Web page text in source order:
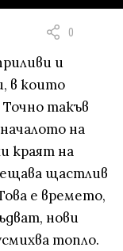
0
и
в които
Точно такъв
на
краят на
щастлив
е времето,
нови
топло.